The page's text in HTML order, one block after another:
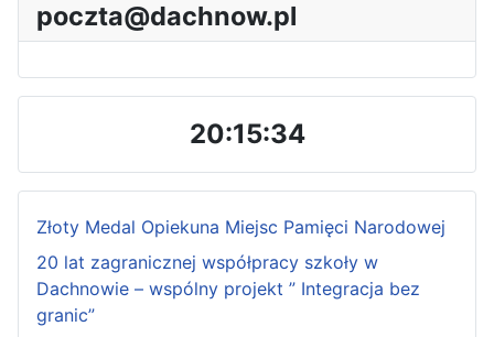
poczta@dachnow.pl
20:15:36
Złoty Medal Opiekuna Miejsc Pamięci Narodowej
20 lat zagranicznej współpracy szkoły w
Dachnowie – wspólny projekt ” Integracja bez
granic”